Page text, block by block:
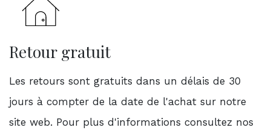
Retour gratuit
Les retours sont gratuits dans un délais de 30
jours à compter de la date de l'achat sur notre
site web. Pour plus d'informations consultez nos